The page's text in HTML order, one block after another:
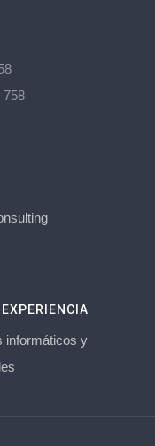
758
informáticos y